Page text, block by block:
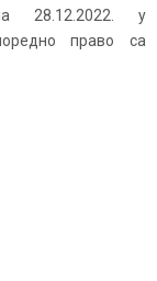
28.12.2022. у
право са